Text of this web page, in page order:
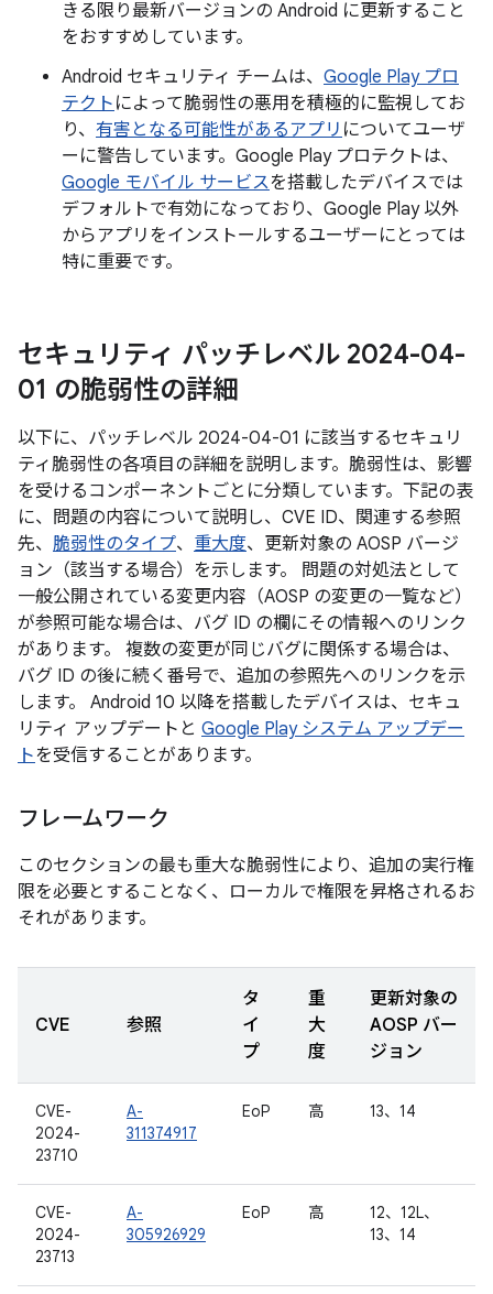
きる限り最新バージョンの Android に更新すること
をおすすめしています。
Android セキュリティ チームは、 Google Play プロ
テクト によって脆弱性の悪用を積極的に監視してお
り、 有害となる可能性があるアプリ についてユーザ
ーに警告しています。Google Play プロテクトは、
Google モバイル サービスを搭載したデバイスでは
デフォルトで有効になっており、Google Play 以外
からアプリをインストールするユーザーにとっては
特に重要です。
セキュリティ パッチレベル 2024-04-
01 の脆弱性の詳細
以下に、パッチレベル 2024-04-01 に該当するセキュリ
ティ脆弱性の各項目の詳細を説明します。脆弱性は、影響
を受けるコンポーネントごとに分類しています。下記の表
に、問題の内容について説明し、CVE ID、関連する参照
先、 脆弱性のタイプ、 重大度、更新対象の AOSP バージ
ョン（該当する場合）を示します。 問題の対処法として
一般公開されている変更内容（AOSP の変更の一覧など）
が参照可能な場合は、バグ ID の欄にその情報へのリンク
があります。 複数の変更が同じバグに関係する場合は、
バグ ID の後に続く番号で、追加の参照先へのリンクを示
します。 Android 10 以降を搭載したデバイスは、セキュ
リティ アップデートと Google Play システム アップデー
トを受信することがあります。
フレームワーク
このセクションの最も重大な脆弱性により、追加の実行権
限を必要とすることなく、ローカルで権限を昇格されるお
それがあります。
CVE 参照
タ
イ
プ
重
大
度
更新対象の
AOSP バー
ジョン
CVE-
2024-
23710
A-
311374917
EoP 高 13、14
CVE-
2024-
23713
A-
305926929
EoP 高
12、12L、
13、14